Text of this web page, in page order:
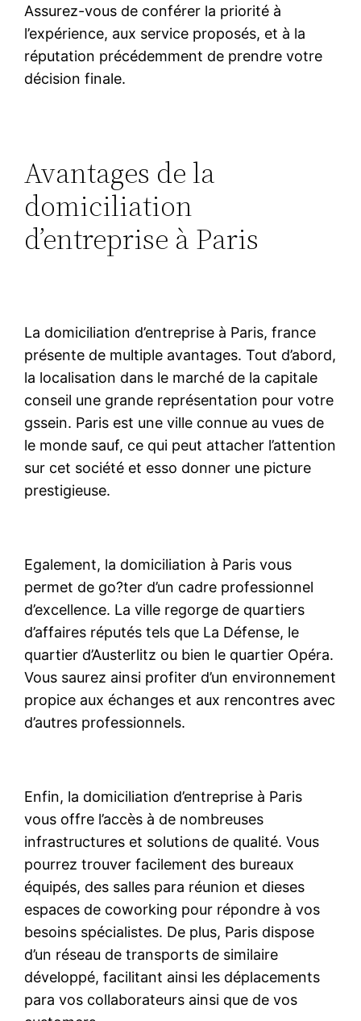
Assurez-vous de conférer la priorité à
l’expérience, aux service proposés, et à la
réputation précédemment de prendre votre
décision finale.
Avantages de la
domiciliation
d’entreprise à Paris
La domiciliation d’entreprise à Paris, france
présente de multiple avantages. Tout d’abord,
la localisation dans le marché de la capitale
conseil une grande représentation pour votre
gssein. Paris est une ville connue au vues de
le monde sauf, ce qui peut attacher l’attention
sur cet société et esso donner une picture
prestigieuse.
Egalement, la domiciliation à Paris vous
permet de go?ter d’un cadre professionnel
d’excellence. La ville regorge de quartiers
d’affaires réputés tels que La Défense, le
quartier d’Austerlitz ou bien le quartier Opéra.
Vous saurez ainsi profiter d’un environnement
propice aux échanges et aux rencontres avec
d’autres professionnels.
Enfin, la domiciliation d’entreprise à Paris
vous offre l’accès à de nombreuses
infrastructures et solutions de qualité. Vous
pourrez trouver facilement des bureaux
équipés, des salles para réunion et dieses
espaces de coworking pour répondre à vos
besoins spécialistes. De plus, Paris dispose
d’un réseau de transports de similaire
développé, facilitant ainsi les déplacements
para vos collaborateurs ainsi que de vos